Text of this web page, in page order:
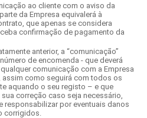
ao cliente com o aviso da
da Empresa equivalerá à
que apenas se considera
confirmação de pagamento da
anterior, a “comunicação”
de encomenda - que deverá
comunicação com a Empresa
assim como seguirá com todos os
aquando o seu registo – e que
correção caso seja necessário,
responsabilizar por eventuais danos
corrigidos.